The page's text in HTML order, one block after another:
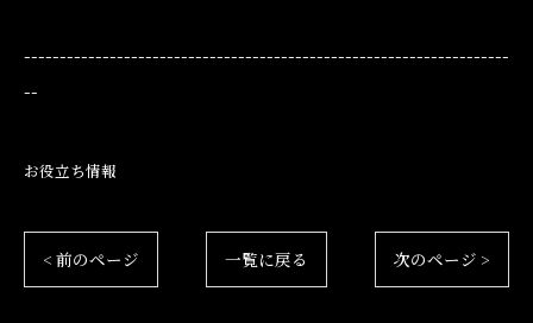
--------------------------------------------------------------------
--
お役立ち情報
< 前のページ 一覧に戻る 次のページ >